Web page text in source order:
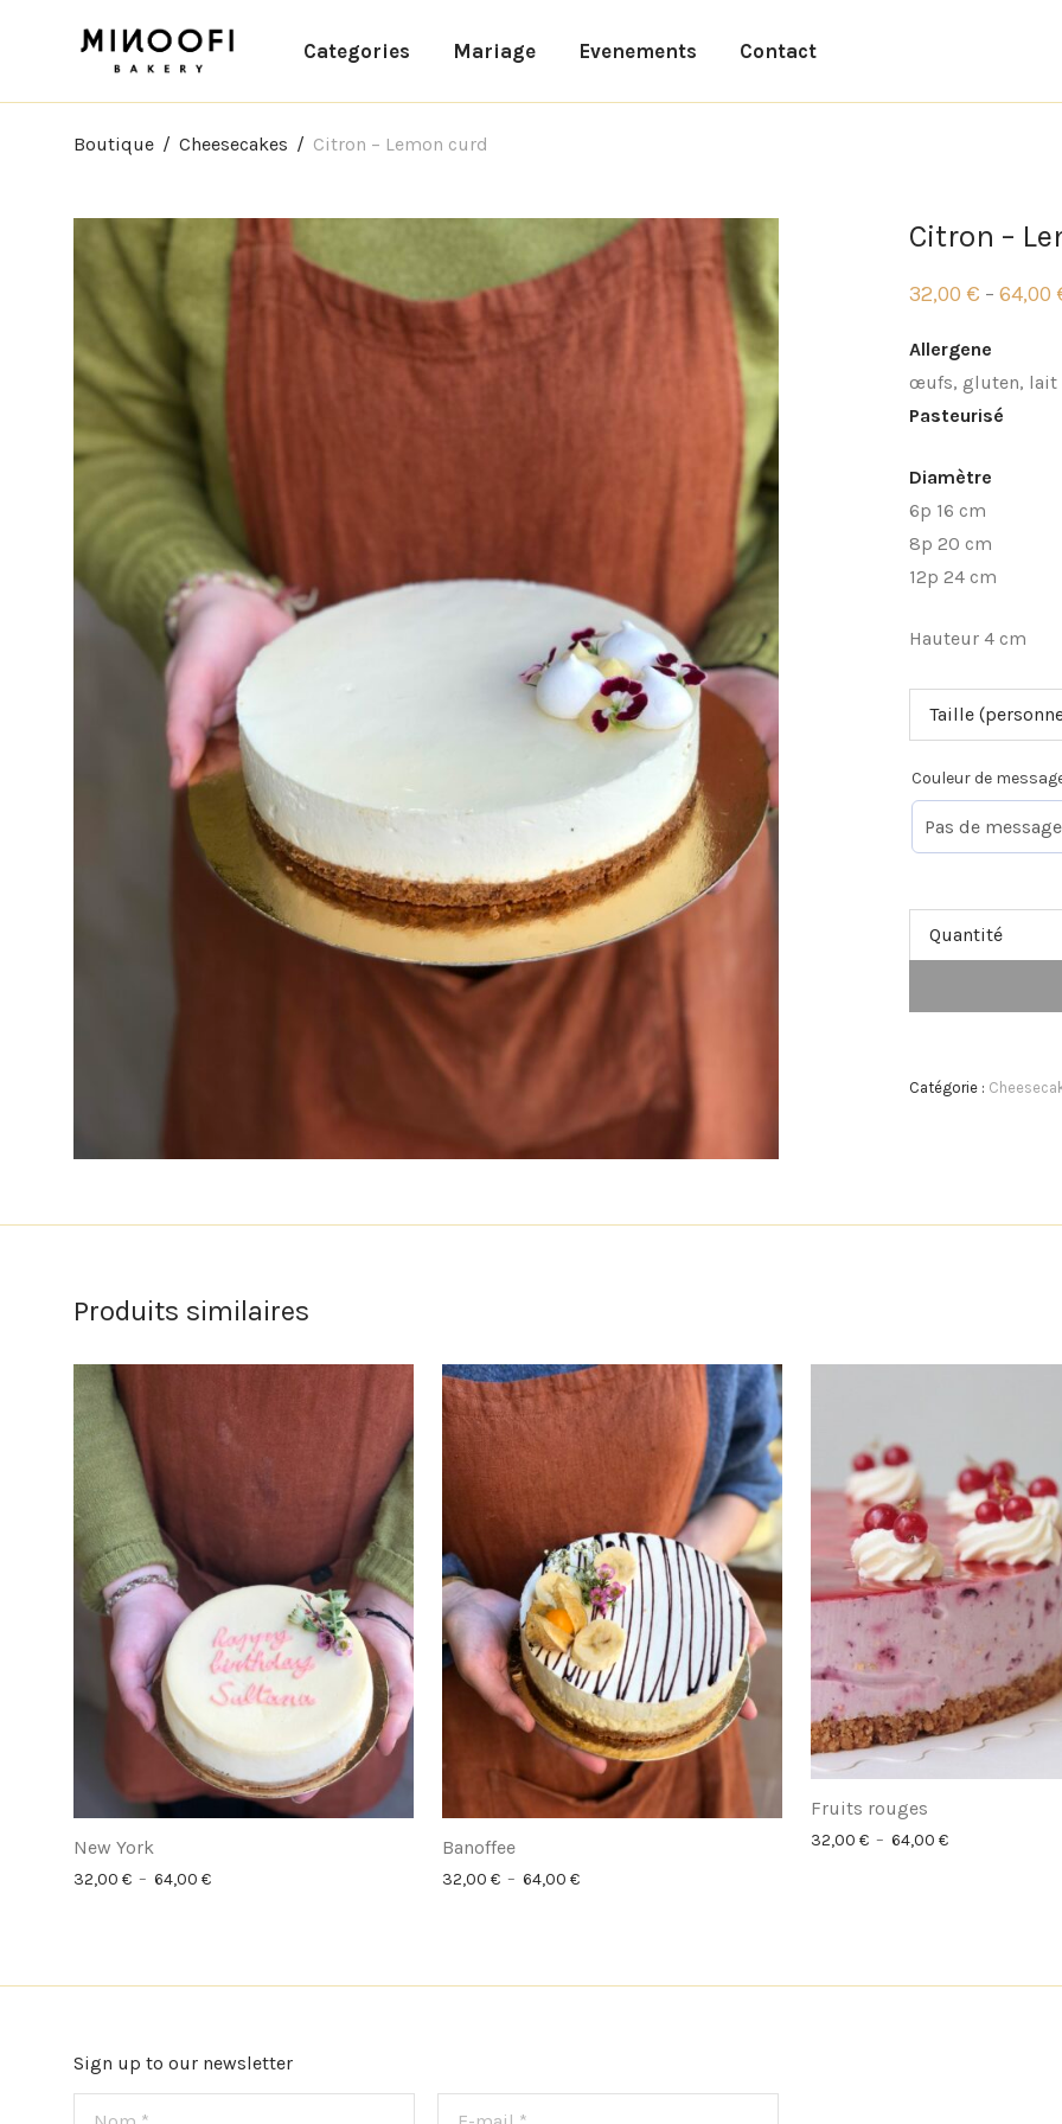
Categories Mariage Evenements Contact
Boutique / Cheesecakes / Citron – Lemon curd
Citron –
32,00 € – 64,00
Plage
prix :
32,00 €
à
64,00 €
Allergene
œufs, gluten, lait
Pasteurisé
Diamètre
6p 16 cm
8p 20 cm
12p 24 cm
Hauteur 4 cm
Taille
Couleur de
Quantité
Catégorie :
Produits similaires
New York
32,00 € – 64,00 €Plage de prix : 32,00 € à 64,00 €
Banoffee
32,00 € – 64,00 €Plage de prix : 32,00 € à 64,00 €
Fruits rouges
32,00 € – 64,00 €Plage de prix :
Sign up to our newsletter